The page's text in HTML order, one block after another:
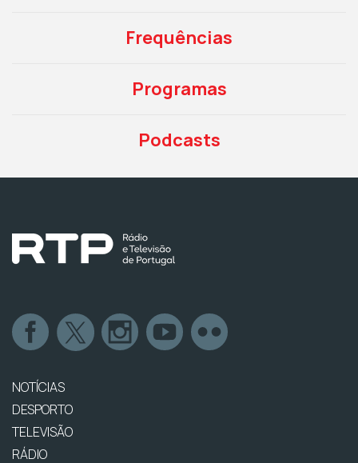
Frequências
Programas
Podcasts
NOTÍCIAS
DESPORTO
TELEVISÃO
RÁDIO